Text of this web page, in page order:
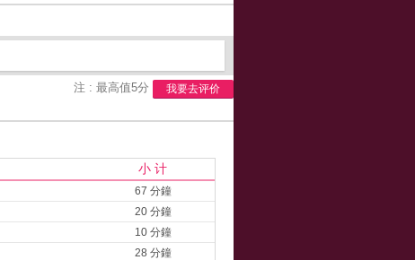
注 : 最高值5分 我要去评价
小 计
67 分鐘
20 分鐘
10 分鐘
28 分鐘